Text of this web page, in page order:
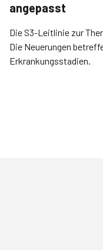
angepasst
Die S3-Leitlinie zur
Die Neuerungen
Erkrankungsstadien.